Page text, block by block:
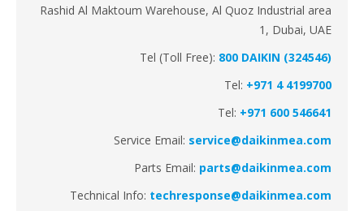
Rashid Al Maktoum Warehouse, Al Quoz Industrial area
1, Dubai, UAE
Tel (Toll Free):800 DAIKIN (324546)
Tel: +971 4 4199700
Tel: +971 600 546641
Service Email:service@daikinmea.com
Parts Email:parts@daikinmea.com
Technical Info:techresponse@daikinmea.com